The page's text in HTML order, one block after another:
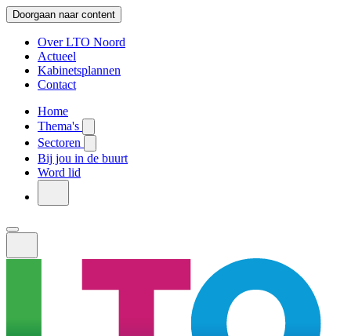
Doorgaan naar content
Over LTO Noord
Actueel
Kabinetsplannen
Contact
Home
Thema's
Sectoren
Bij jou in de buurt
Word lid